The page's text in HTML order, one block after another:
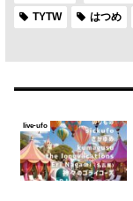
TYTW
はつめ
live-ufo